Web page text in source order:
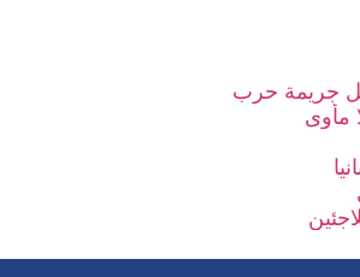
جريمة حرب
مأوى